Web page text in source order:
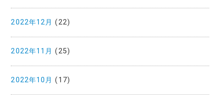
2022年12月 (22)
2022年11月 (25)
2022年10月 (17)